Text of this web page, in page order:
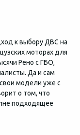
к выбору ДВС на
моторах для
Рено с ГБО,
Да и сам
модели уже с
о том, что
подходящее